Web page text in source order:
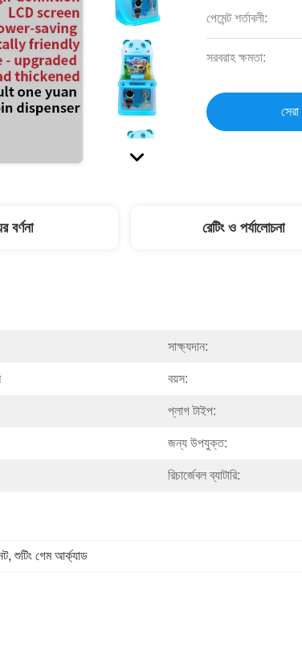
পেমেন্ট শর্তাবলী:
সরবরাহ ক্ষমতা:
বর্ণনা রেটিং ও পর্যালোচনা
সাক্ষ্যদান:
বয়স:
প্লাগ টাইপ:
জন্য উপযুক্ত:
রিচার্জেবল ব্যাটারি:
, শুটিং গেম আর্ক্যাড